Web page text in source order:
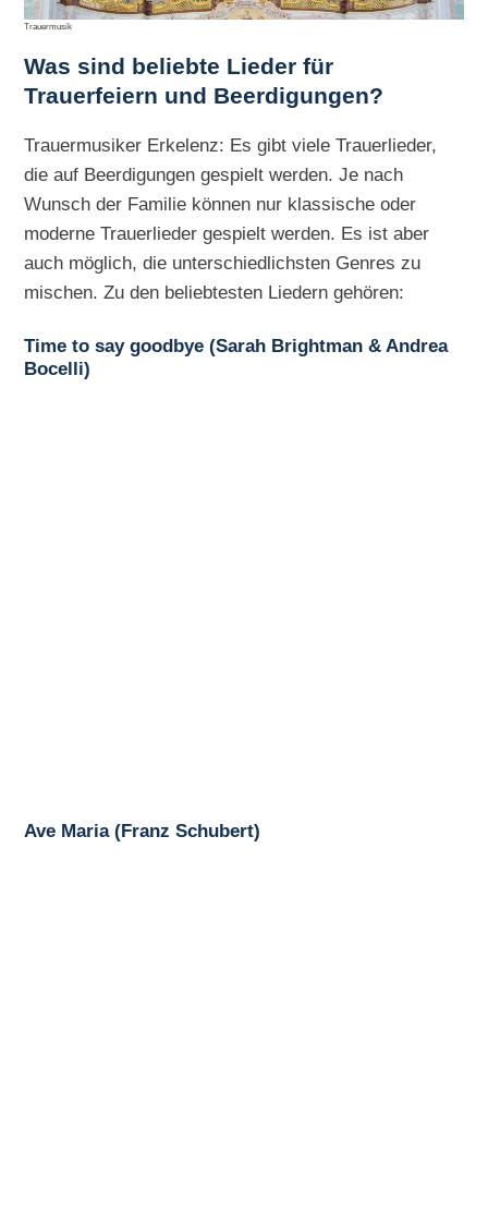
Trauermusik
Was sind beliebte Lieder für
Trauerfeiern und Beerdigungen?
Trauermusiker Erkelenz: Es gibt viele Trauerlieder,
die auf Beerdigungen gespielt werden. Je nach
Wunsch der Familie können nur klassische oder
moderne Trauerlieder gespielt werden. Es ist aber
auch möglich, die unterschiedlichsten Genres zu
mischen. Zu den beliebtesten Liedern gehören:
Time to say goodbye (Sarah Brightman & Andrea
Bocelli)
Ave Maria (Franz Schubert)